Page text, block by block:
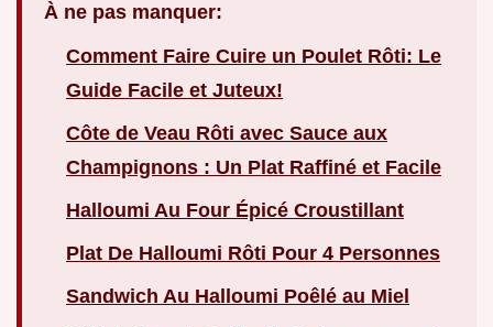
À ne pas manquer:
Comment Faire Cuire un Poulet Rôti: Le
Guide Facile et Juteux!
Côte de Veau Rôti avec Sauce aux
Champignons : Un Plat Raffiné et Facile
Halloumi Au Four Épicé Croustillant
Plat De Halloumi Rôti Pour 4 Personnes
Sandwich Au Halloumi Poêlé au Miel